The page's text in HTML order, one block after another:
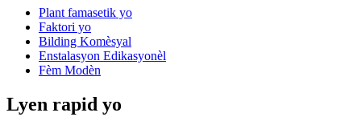
Plant famasetik yo
Faktori yo
Bilding Komèsyal
Enstalasyon Edikasyonèl
Fèm Modèn
Lyen rapid yo